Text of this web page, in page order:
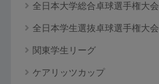
全日本大学総合卓球選手権大会
全日本学生選抜卓球選手権大会
関東学生リーグ
ケアリッツカップ